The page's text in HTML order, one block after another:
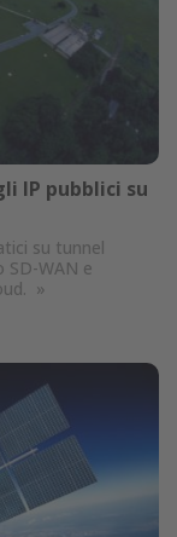
IP pubblici su
su tunnel
SD-WAN e
»